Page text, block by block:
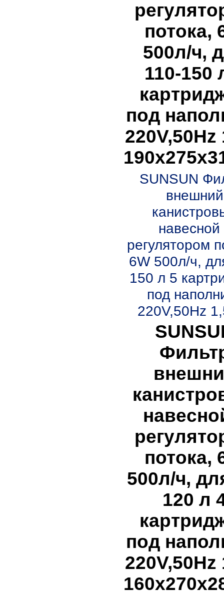
потока,
500л/ч,
110-150
под
220V,50Hz
SUNSUN
внешний
навесной
регулятором
6W 500л/ч,
150 л 5
под
220V,50Hz
потока,
500л/ч,
120 л
под
220V,50Hz